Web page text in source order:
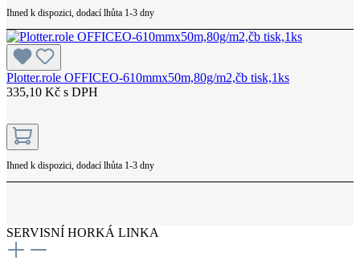
Ihned k dispozici, dodací lhůta 1-3 dny
Plotter.role OFFICEO-610mmx50m,80g/m2,čb tisk,1ks
335,10 Kč s DPH
Ihned k dispozici, dodací lhůta 1-3 dny
SERVISNÍ HORKÁ LINKA